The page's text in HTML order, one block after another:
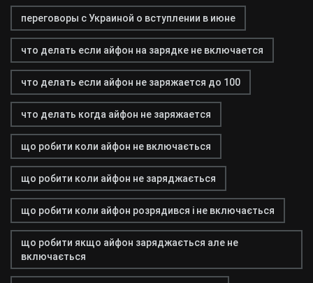
переговоры с Украиной о вступлении в июне
что делать если айфон на зарядке не включается
что делать если айфон не заряжается до 100
что делать когда айфон не заряжается
що робити коли айфон не включається
що робити коли айфон не заряджається
що робити коли айфон розрядився і не включається
що робити якщо айфон заряджається але не
включається